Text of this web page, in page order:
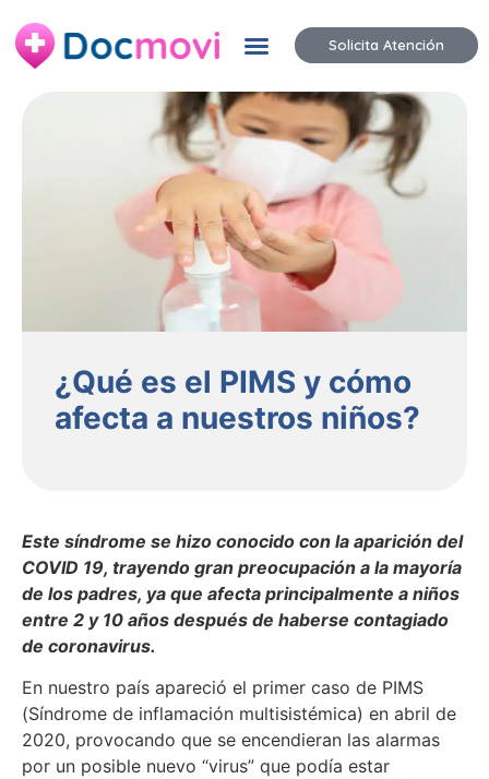
Solicita Atención
¿Qué es el PIMS y cómo
afecta a nuestros niños?
Este síndrome se hizo conocido con la aparición del
COVID 19, trayendo gran preocupación a la mayoría
de los padres, ya que afecta principalmente a niños
entre 2 y 10 años después de haberse contagiado
de coronavirus.
En nuestro país apareció el primer caso de PIMS
(Síndrome de inflamación multisistémica) en abril de
2020, provocando que se encendieran las alarmas
por un posible nuevo “virus” que podía estar